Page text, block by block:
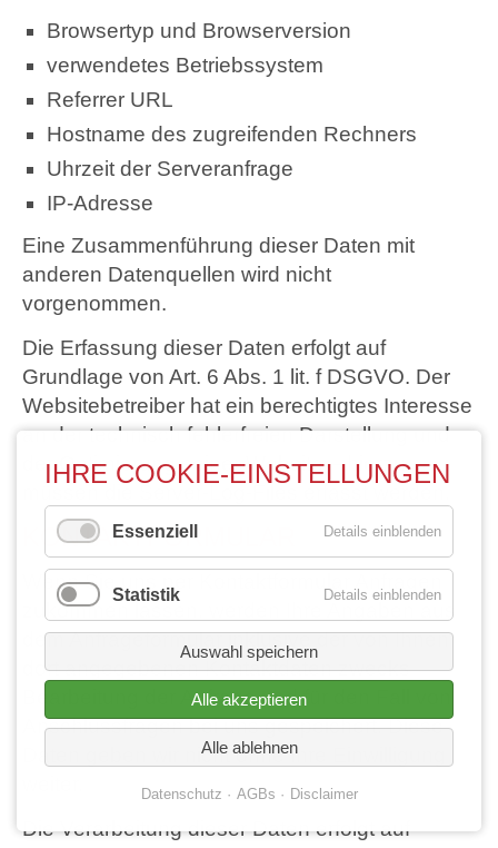
Browsertyp und Browserversion
verwendetes Betriebssystem
Referrer URL
Hostname des zugreifenden Rechners
Uhrzeit der Serveranfrage
IP-Adresse
Eine Zusammenführung dieser Daten mit
anderen Datenquellen wird nicht
vorgenommen.
Die Erfassung dieser Daten erfolgt auf
Grundlage von Art. 6 Abs. 1 lit. f DSGVO. Der
Websitebetreiber hat ein berechtigtes Interesse
an der technisch fehlerfreien Darstellung und
der Optimierung seiner Website – hierzu
KONTAKTFORMULAR
Wenn Sie uns per Kontaktformular Anfragen
zukommen lassen, werden Ihre Angaben aus
dem Anfrageformular inklusive der von Ihnen
dort angegebenen Kontaktdaten zwecks
Bearbeitung der Anfrage und für den Fall von
Anschlussfragen bei uns gespeichert. Diese
Daten geben wir nicht ohne Ihre Einwilligung
Die Verarbeitung dieser Daten erfolgt auf
IHRE COOKIE-EINSTELLUNGEN
Essenziell Details einblenden
Statistik Details einblenden
Auswahl speichern
Alle akzeptieren
Alle ablehnen
Datenschutz AGBs Disclaimer